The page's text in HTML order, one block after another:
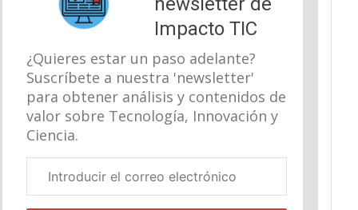
Impacto TIC
¿Quieres estar un paso adelante?
Suscríbete a nuestra 'newsletter'
para obtener análisis y contenidos de
valor sobre Tecnología, Innovación y
Ciencia.
electrónico